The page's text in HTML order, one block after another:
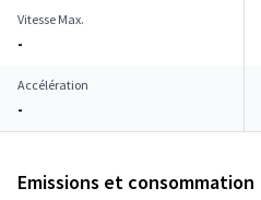
Vitesse Max.
-
Accélération
-
Emissions et consommation